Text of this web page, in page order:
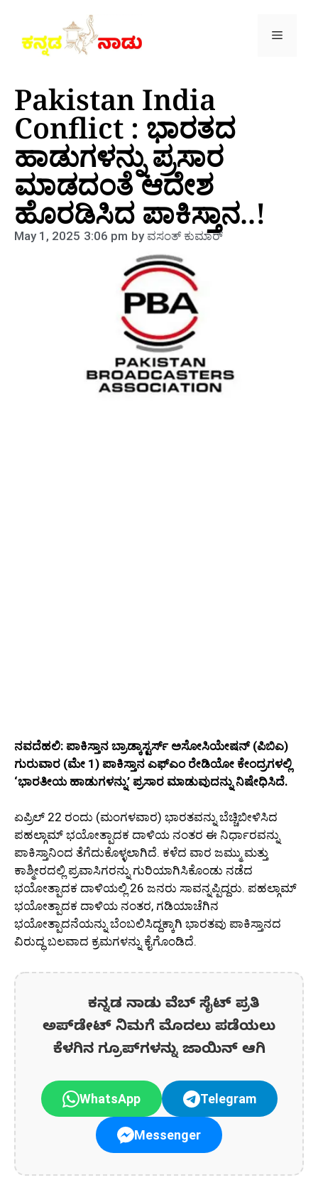
Pakistan India
Conflict : ಭಾರತದ
ಹಾಡುಗಳನ್ನು ಪ್ರಸಾರ
ಮಾಡದಂತೆ ಆದೇಶ
ಹೊರಡಿಸಿದ ಪಾಕಿಸ್ತಾನ..!
May 1, 2025 3:06 pm byವಸಂತ್‌ ಕುಮಾರ್‌
ನವದೆಹಲಿ: ಪಾಕಿಸ್ತಾನ ಬ್ರಾಡ್ಕಾಸ್ಟರ್ಸ್ ಅಸೋಸಿಯೇಷನ್ (ಪಿಬಿಎ)
ಗುರುವಾರ (ಮೇ 1) ಪಾಕಿಸ್ತಾನ ಎಫ್ಎಂ ರೇಡಿಯೋ ಕೇಂದ್ರಗಳಲ್ಲಿ
‘ಭಾರತೀಯ ಹಾಡುಗಳನ್ನು’ ಪ್ರಸಾರ ಮಾಡುವುದನ್ನು ನಿಷೇಧಿಸಿದೆ.
ಏಪ್ರಿಲ್ 22 ರಂದು (ಮಂಗಳವಾರ) ಭಾರತವನ್ನು ಬೆಚ್ಚಿಬೀಳಿಸಿದ
ಪಹಲ್ಗಾಮ್ ಭಯೋತ್ಪಾದಕ ದಾಳಿಯ ನಂತರ ಈ ನಿರ್ಧಾರವನ್ನು
ಪಾಕಿಸ್ತಾನಿಂದ ತೆಗೆದುಕೊಳ್ಳಲಾಗಿದೆ. ಕಳೆದ ವಾರ ಜಮ್ಮು ಮತ್ತು
ಕಾಶ್ಮೀರದಲ್ಲಿ ಪ್ರವಾಸಿಗರನ್ನು ಗುರಿಯಾಗಿಸಿಕೊಂಡು ನಡೆದ
ಭಯೋತ್ಪಾದಕ ದಾಳಿಯಲ್ಲಿ 26 ಜನರು ಸಾವನ್ನಪ್ಪಿದ್ದರು. ಪಹಲ್ಗಾಮ್
ಭಯೋತ್ಪಾದಕ ದಾಳಿಯ ನಂತರ, ಗಡಿಯಾಚೆಗಿನ
ಭಯೋತ್ಪಾದನೆಯನ್ನು ಬೆಂಬಲಿಸಿದ್ದಕ್ಕಾಗಿ ಭಾರತವು ಪಾಕಿಸ್ತಾನದ
ವಿರುದ್ಧ ಬಲವಾದ ಕ್ರಮಗಳನ್ನು ಕೈಗೊಂಡಿದೆ.
ಕನ್ನಡ ನಾಡು ವೆಬ್ ಸೈಟ್ ಪ್ರತಿ
ಅಪ್‌ಡೇಟ್‌ ನಿಮಗೆ ಮೊದಲು ಪಡೆಯಲು
ಕೆಳಗಿನ ಗ್ರೂಪ್‌ಗಳನ್ನು ಜಾಯಿನ್ ಆಗಿ
WhatsApp Telegram
Messenger